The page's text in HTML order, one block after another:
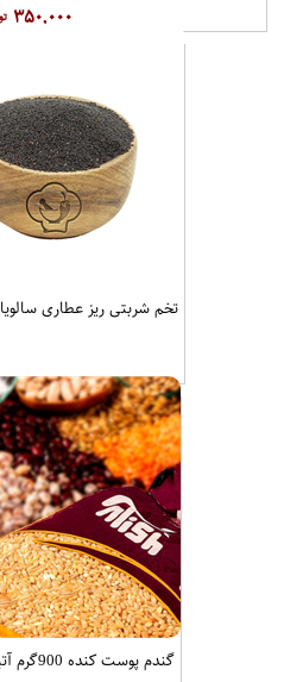
۳۵۰,۰۰۰
تخم شربتی ریز عطاری سالویا
گندم پوست کنده 900گرم آتیش